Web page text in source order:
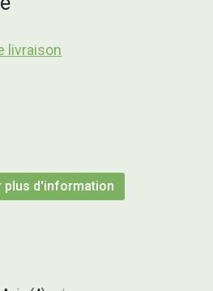
livraison
plus d'information